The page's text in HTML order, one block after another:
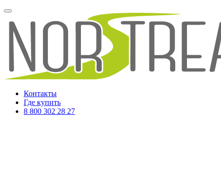
Контакты
Где купить
8 800 302 28 27